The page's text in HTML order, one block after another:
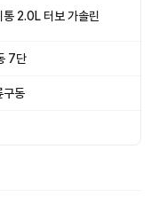
2.0L 터보 가솔린
7단
동